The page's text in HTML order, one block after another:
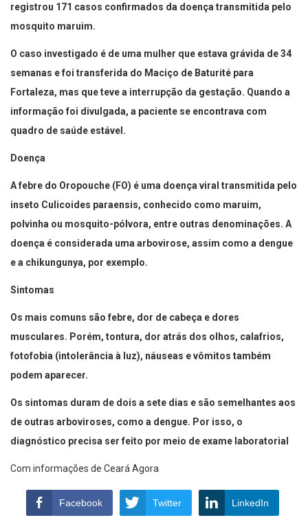
registrou 171 casos confirmados da doença transmitida pelo
mosquito maruim.
O caso investigado é de uma mulher que estava grávida de 34
semanas e foi transferida do Maciço de Baturité para
Fortaleza, mas que teve a interrupção da gestação. Quando a
informação foi divulgada, a paciente se encontrava com
quadro de saúde estável.
Doença
A febre do Oropouche (FO) é uma doença viral transmitida pelo
inseto Culicoides paraensis, conhecido como maruim,
polvinha ou mosquito-pólvora, entre outras denominações. A
doença é considerada uma arbovirose, assim como a dengue
e a chikungunya, por exemplo.
Sintomas
Os mais comuns são febre, dor de cabeça e dores
musculares. Porém, tontura, dor atrás dos olhos, calafrios,
fotofobia (intolerância à luz), náuseas e vômitos também
podem aparecer.
Os sintomas duram de dois a sete dias e são semelhantes aos
de outras arboviroses, como a dengue. Por isso, o
diagnóstico precisa ser feito por meio de exame laboratorial
Com informações de Ceará Agora
Facebook Twitter LinkedIn